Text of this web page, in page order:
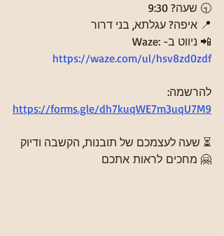
🕤 שעה? 9:30
📍 איפה? עגלתא, בני דרור
📲 ניווט ב-Waze:
https://waze.com/ul/hsv8zd0zdf
להרשמה:
https://forms.gle/dh7kuqWE7m3uqU7M9
⏳ שעה לעצמכם של תובנות, הקשבה ודיוק
🤗 מחכים לראות אתכם